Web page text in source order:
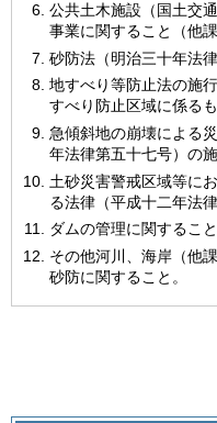
公共土木施設（国土交
事業に関すること（他
砂防法（明治三十年法
地すべり等防止法の施
すべり防止区域に係る
急傾斜地の崩壊による
年法律第五十七号）の
土砂災害警戒区域等に
る法律（平成十二年法
ダムの管理に関すること
その他河川、海岸（他
砂防に関すること。